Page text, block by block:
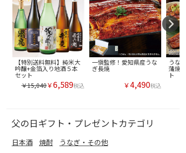
【特別送料無料】純米大
吟醸+金箔入り地酒５本
セット
￥15,040￥6,589税込
一愼監修！愛知県産うな
ぎ長焼
￥4,490税込
うな
蒲焼
ト
父の日ギフト・プレゼントカテゴリ
日本酒 焼酎 うなぎ・その他